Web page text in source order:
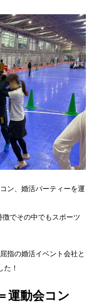
ン、婚活パーティーを運
でその中でもスポーツ
指の婚活イベント会社と
！
運動会コン